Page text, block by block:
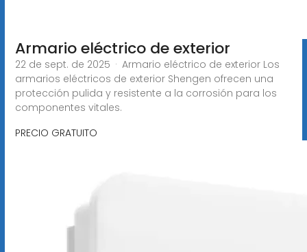
Armario eléctrico de exterior
22 de sept. de 2025 · Armario eléctrico de exterior Los
armarios eléctricos de exterior Shengen ofrecen una
protección pulida y resistente a la corrosión para los
componentes vitales.
PRECIO GRATUITO